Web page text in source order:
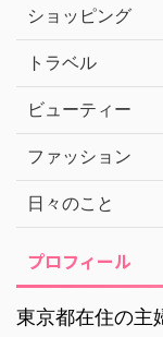
ショッピング
トラベル
ビューティー
ファッション
日々のこと
プロフィール
東京都在住の主